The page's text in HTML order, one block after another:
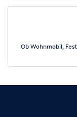
Ob Wohnmobil,